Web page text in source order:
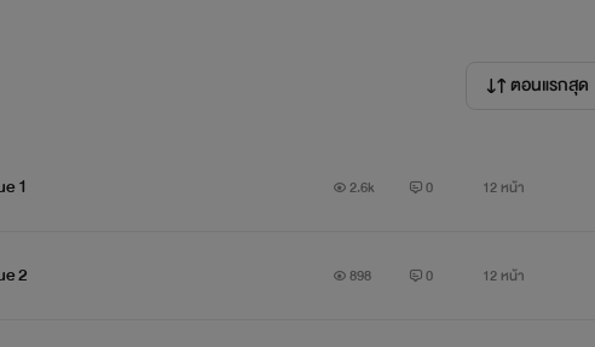
ตอนแรกสุด
1 2.6k 0 12 หน้า
2 898 0 12 หน้า